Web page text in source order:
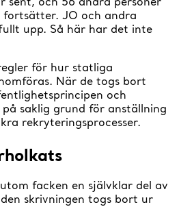
JO och andra
upp. Så här har det inte
för hur statliga
När de togs bort
och
saklig grund för anställning
rekryteringsprocesser.
facken en självklar del av
skrivningen togs bort ur